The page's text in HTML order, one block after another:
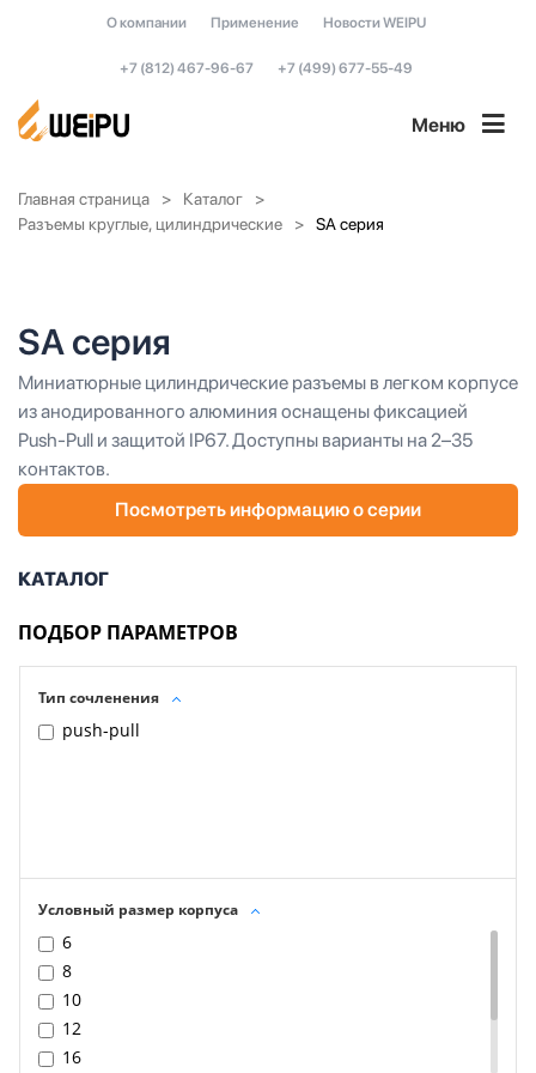
О компании Применение Новости WEIPU
+7 (812) 467-96-67 +7 (499) 677-55-49
Меню
Главная страница
Каталог
Разъемы круглые, цилиндрические
SA серия
SA серия
Миниатюрные цилиндрические разъемы в легком корпусе
из анодированного алюминия оснащены фиксацией
Push-Pull и защитой IP67. Доступны варианты на 2–35
контактов.
Посмотреть информацию о серии
КАТАЛОГ
ПОДБОР ПАРАМЕТРОВ
Тип сочленения
push-pull
Условный размер корпуса
6
8
10
12
16